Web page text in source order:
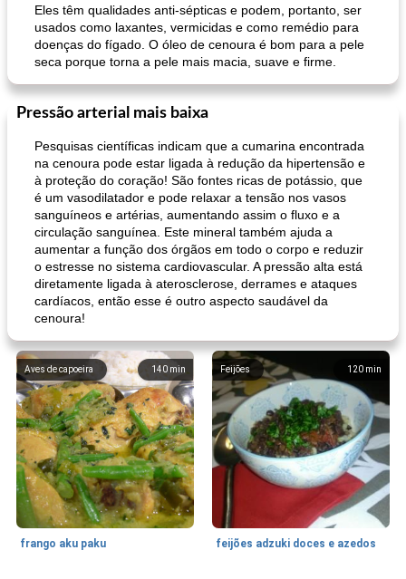
Eles têm qualidades anti-sépticas e podem, portanto, ser
usados ​​como laxantes, vermicidas e como remédio para
doenças do fígado. O óleo de cenoura é bom para a pele
seca porque torna a pele mais macia, suave e firme.
Pressão arterial mais baixa
Pesquisas científicas indicam que a cumarina encontrada
na cenoura pode estar ligada à redução da hipertensão e
à proteção do coração! São fontes ricas de potássio, que
é um vasodilatador e pode relaxar a tensão nos vasos
sanguíneos e artérias, aumentando assim o fluxo e a
circulação sanguínea. Este mineral também ajuda a
aumentar a função dos órgãos em todo o corpo e reduzir
o estresse no sistema cardiovascular. A pressão alta está
diretamente ligada à aterosclerose, derrames e ataques
cardíacos, então esse é outro aspecto saudável da
cenoura!
140 min
Aves de capoeira
frango aku paku
120 min
Feijões
feijões adzuki doces e azedos